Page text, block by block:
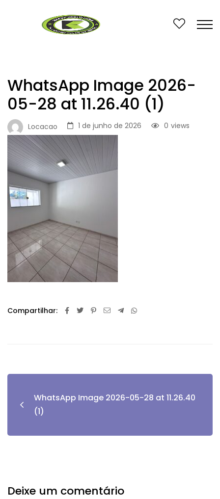
WhatsApp Image 2026-
05-28 at 11.26.40 (1)
Locacao 1 de junho de 2026 views
0
Compartilhar:
WhatsApp Image 2026-05-28 at 11.26.40
(1)
Deixe um comentário